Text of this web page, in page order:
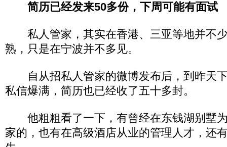
简历已经发来50多份，下周可能有面试
私人管家，其实在香港、三亚等地并不
熟，只是在宁波并不多见。
自从招私人管家的微博发布后，到昨天
私信爆满，简历也已经收了五十多封。
他粗粗看了一下，有曾经在东钱湖别墅
家的，也有在高级酒店从业的管理人才，还